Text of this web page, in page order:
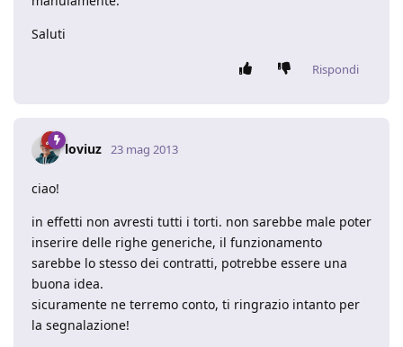
Saluti
Rispondi
loviuz 23 mag 2013
ciao!
in effetti non avresti tutti i torti. non sarebbe male poter
inserire delle righe generiche, il funzionamento
sarebbe lo stesso dei contratti, potrebbe essere una
buona idea.
sicuramente ne terremo conto, ti ringrazio intanto per
la segnalazione!